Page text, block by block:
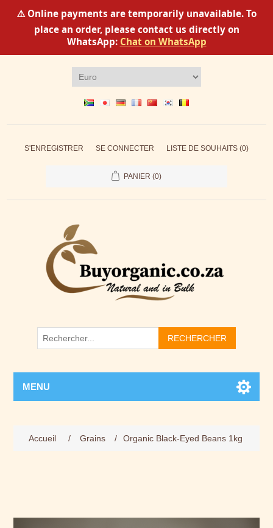
⚠️ Online payments are temporarily unavailable. To
place an order, please contact us directly on
WhatsApp: Chat on WhatsApp
S'ENREGISTRER SE CONNECTER LISTE DE SOUHAITS (0)
PANIER (0)
RECHERCHER
MENU
Accueil / Grains / Organic Black-Eyed Beans 1kg